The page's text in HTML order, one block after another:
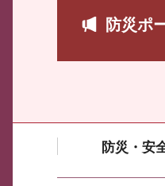
防災ポ
防災・安